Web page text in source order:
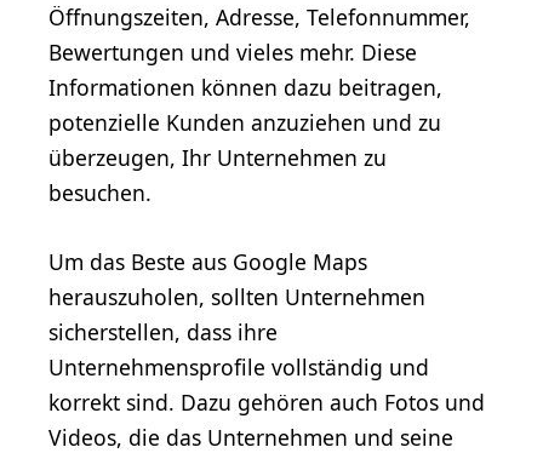
Öffnungszeiten, Adresse, Telefonnummer,
Bewertungen und vieles mehr. Diese
Informationen können dazu beitragen,
potenzielle Kunden anzuziehen und zu
überzeugen, Ihr Unternehmen zu
besuchen.
Um das Beste aus Google Maps
herauszuholen, sollten Unternehmen
sicherstellen, dass ihre
Unternehmensprofile vollständig und
korrekt sind. Dazu gehören auch Fotos und
Videos, die das Unternehmen und seine